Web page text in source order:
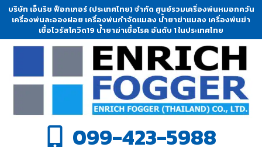
บริษัท เอ็นริช ฟ็อกเกอร์ (ประเทศไทย) จำกัด ศูนย์รวมเครื่องพ่นหมอกควัน
เครื่องพ่นละอองฝอย เครื่องพ่นกำจัดแมลง น้ำยาฆ่าแมลง เครื่องพ่นฆ่า
เชื้อไวรัสโควิด19 น้ำยาฆ่าเชื้อโรค อันดับ 1 ในประเทศไทย
099-423-5988